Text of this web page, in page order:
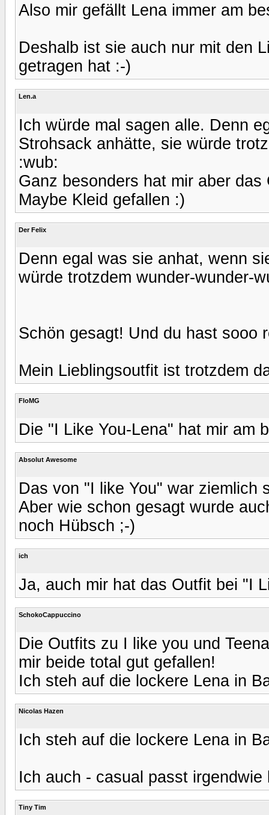
Also mir gefällt Lena immer am
Deshalb ist sie auch nur mit den
getragen hat :-)
Len.a
Ich würde mal sagen alle. Denn
Strohsack anhätte, sie würde
:wub:
Ganz besonders hat mir aber
Maybe Kleid gefallen :)
Der Felix
Denn egal was sie anhat, wenn
würde trotzdem wunder-wunder-
Schön gesagt! Und du hast sooo
Mein Lieblingsoutfit ist trotzdem
FloMG
Die "I Like You-Lena" hat mir am
Absolut Awesome
Das von "I like You" war ziemlich
Aber wie schon gesagt wurde
noch Hübsch ;-)
ich
Ja, auch mir hat das Outfit bei "I
SchokoCappuccino
Die Outfits zu I like you und
mir beide total gut gefallen!
Ich steh auf die lockere Lena in
Nicolas Hazen
Ich steh auf die lockere Lena in
Ich auch - casual passt irgendwie
Tiny Tim